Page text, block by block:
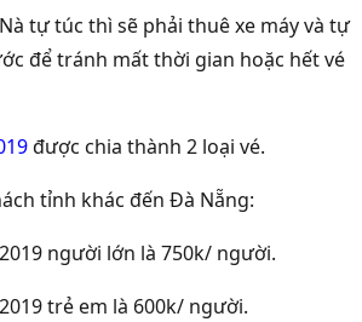
tự túc thì sẽ phải thuê xe máy và tự
để tránh mất thời gian hoặc hết vé
được chia thành 2 loại vé.
tỉnh khác đến Đà Nẵng:
người lớn là 750k/ người.
trẻ em là 600k/ người.